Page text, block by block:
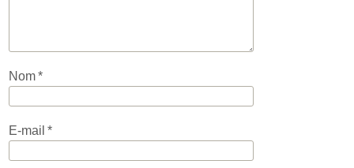
Nom*
E-mail *